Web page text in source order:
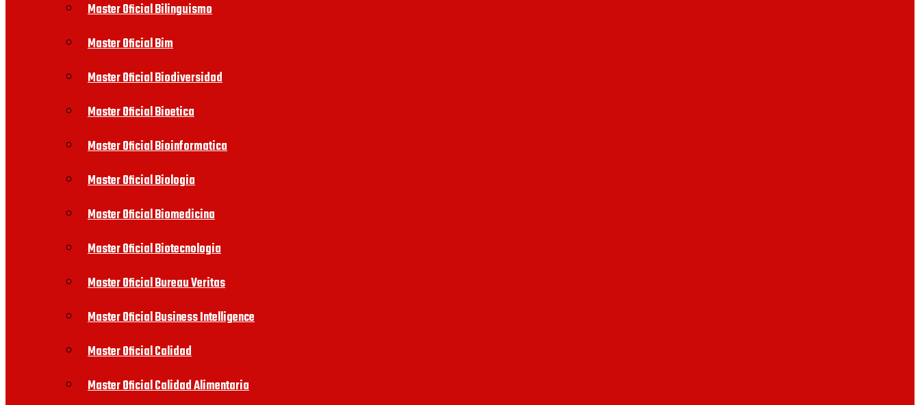
Master Oficial Bilinguismo
Master Oficial Bim
Master Oficial Biodiversidad
Master Oficial Bioetica
Master Oficial Bioinformatica
Master Oficial Biologia
Master Oficial Biomedicina
Master Oficial Biotecnologia
Master Oficial Bureau Veritas
Master Oficial Business Intelligence
Master Oficial Calidad
Master Oficial Calidad Alimentaria